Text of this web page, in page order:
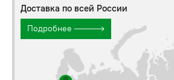
Доставка по всей России
Подробнее